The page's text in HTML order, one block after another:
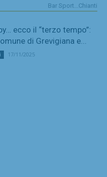
Bar Sport...Chianti
ecco il “terzo tempo”:
di Grevigiana e...
17/11/2025